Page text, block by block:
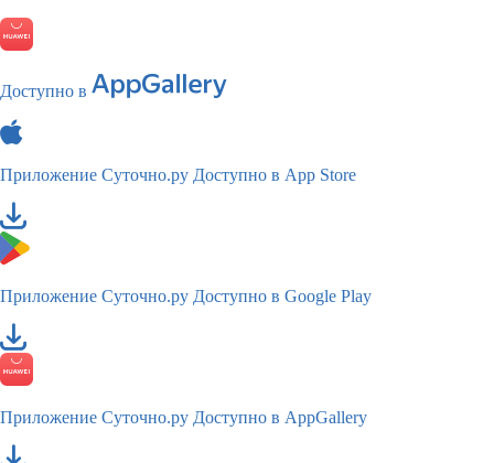
Доступно в
Приложение Суточно.ру Доступно в App Store
Приложение Суточно.ру Доступно в Google Play
Приложение Суточно.ру Доступно в AppGallery